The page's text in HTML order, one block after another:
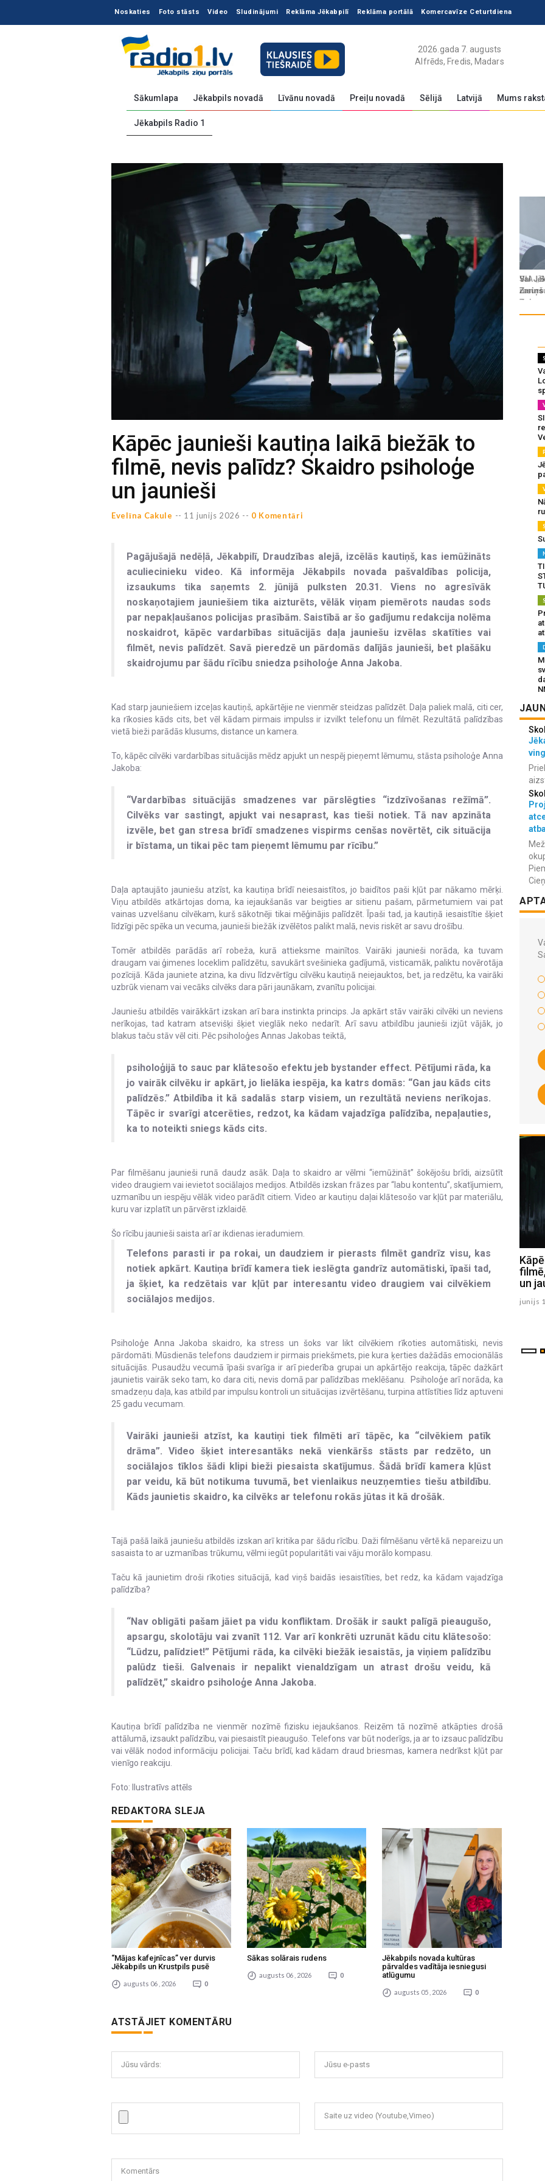
Noskaties Foto stāsts Video Sludinājumi Reklāma Jēkabpilī Reklāma portālā Komercavīze Ceturtdiena
2026.gada 7. augusts
Alfrēds, Fredis, Madars
Sākumlapa Jēkabpils novadā Līvānu novadā Preiļu novadā Sēlijā Latvijā Mums
Jēkabpils Radio 1
Kāpēc jaunieši kautiņa laikā biežāk to
filmē, nevis palīdz? Skaidro psiholoģe
un jaunieši
Evelīna Cakule -- 11 junijs 2026 -- 0 Komentāri
Pagājušajā nedēļā, Jēkabpilī, Draudzības alejā, izcēlās kautiņš, kas iemūžināts
aculiecinieku video. Kā informēja Jēkabpils novada pašvaldības policija,
izsaukums tika saņemts 2. jūnijā pulksten 20.31. Viens no agresīvāk
noskaņotajiem jauniešiem tika aizturēts, vēlāk viņam piemērots naudas sods
par nepakļaušanos policijas prasībām. Saistībā ar šo gadījumu redakcija nolēma
noskaidrot, kāpēc vardarbības situācijās daļa jauniešu izvēlas skatīties vai
filmēt, nevis palīdzēt. Savā pieredzē un pārdomās dalījās jaunieši, bet plašāku
skaidrojumu par šādu rīcību sniedza psiholoģe Anna Jakoba.
Kad starp jauniešiem izceļas kautiņš, apkārtējie ne vienmēr steidzas palīdzēt. Daļa paliek malā, citi cer,
ka rīkosies kāds cits, bet vēl kādam pirmais impulss ir izvilkt telefonu un filmēt. Rezultātā palīdzības
vietā bieži parādās klusums, distance un kamera.
To, kāpēc cilvēki vardarbības situācijās mēdz apjukt un nespēj pieņemt lēmumu, stāsta psiholoģe Anna
Jakoba:
“Vardarbības situācijās smadzenes var pārslēgties “izdzīvošanas režīmā”.
Cilvēks var sastingt, apjukt vai nesaprast, kas tieši notiek. Tā nav apzināta
izvēle, bet gan stresa brīdī smadzenes vispirms cenšas novērtēt, cik situācija
ir bīstama, un tikai pēc tam pieņemt lēmumu par rīcību.”
Daļa aptaujāto jauniešu atzīst, ka kautiņa brīdī neiesaistītos, jo baidītos paši kļūt par nākamo mērķi.
Viņu atbildēs atkārtojas doma, ka iejaukšanās var beigties ar sitienu pašam, pārmetumiem vai pat
vainas uzvelšanu cilvēkam, kurš sākotnēji tikai mēģinājis palīdzēt. Īpaši tad, ja kautiņā iesaistītie šķiet
līdzīgi pēc spēka un vecuma, jaunieši biežāk izvēlētos palikt malā, nevis riskēt ar savu drošību.
Tomēr atbildēs parādās arī robeža, kurā attieksme mainītos. Vairāki jaunieši norāda, ka tuvam
draugam vai ģimenes loceklim palīdzētu, savukārt svešinieka gadījumā, visticamāk, paliktu novērotāja
pozīcijā. Kāda jauniete atzina, ka divu līdzvērtīgu cilvēku kautiņā neiejauktos, bet, ja redzētu, ka vairāki
uzbrūk vienam vai vecāks cilvēks dara pāri jaunākam, zvanītu policijai.
Jauniešu atbildēs vairākkārt izskan arī bara instinkta princips. Ja apkārt stāv vairāki cilvēki un neviens
nerīkojas, tad katram atsevišķi šķiet vieglāk neko nedarīt. Arī savu atbildību jaunieši izjūt vājāk, jo
blakus taču stāv vēl citi. Pēc psiholoģes Annas Jakobas teiktā,
psiholoģijā to sauc par klātesošo efektu jeb bystander effect. Pētījumi rāda, ka
jo vairāk cilvēku ir apkārt, jo lielāka iespēja, ka katrs domās: “Gan jau kāds cits
palīdzēs.” Atbildība it kā sadalās starp visiem, un rezultātā neviens nerīkojas.
Tāpēc ir svarīgi atcerēties, redzot, ka kādam vajadzīga palīdzība, nepaļauties,
ka to noteikti sniegs kāds cits.
Par filmēšanu jaunieši runā daudz asāk. Daļa to skaidro ar vēlmi “iemūžināt” šokējošu brīdi, aizsūtīt
video draugiem vai ievietot sociālajos medijos. Atbildēs izskan frāzes par “labu kontentu”, skatījumiem,
uzmanību un iespēju vēlāk video parādīt citiem. Video ar kautiņu daļai klātesošo var kļūt par materiālu,
kuru var izplatīt un pārvērst izklaidē.
Šo rīcību jaunieši saista arī ar ikdienas ieradumiem.
Telefons parasti ir pa rokai, un daudziem ir pierasts filmēt gandrīz visu, kas
notiek apkārt. Kautiņa brīdī kamera tiek ieslēgta gandrīz automātiski, īpaši tad,
ja šķiet, ka redzētais var kļūt par interesantu video draugiem vai cilvēkiem
sociālajos medijos.
Psiholoģe Anna Jakoba skaidro, ka stress un šoks var likt cilvēkiem rīkoties automātiski, nevis
pārdomāti. Mūsdienās telefons daudziem ir pirmais priekšmets, pie kura ķerties dažādās emocionālās
situācijās. Pusaudžu vecumā īpaši svarīga ir arī piederība grupai un apkārtējo reakcija, tāpēc dažkārt
jaunietis vairāk seko tam, ko dara citi, nevis domā par palīdzības meklēšanu. Psiholoģe arī norāda, ka
smadzeņu daļa, kas atbild par impulsu kontroli un situācijas izvērtēšanu, turpina attīstīties līdz aptuveni
25 gadu vecumam.
Vairāki jaunieši atzīst, ka kautiņi tiek filmēti arī tāpēc, ka “cilvēkiem patīk
drāma”. Video šķiet interesantāks nekā vienkāršs stāsts par redzēto, un
sociālajos tīklos šādi klipi bieži piesaista skatījumus. Šādā brīdī kamera kļūst
par veidu, kā būt notikuma tuvumā, bet vienlaikus neuzņemties tiešu atbildību.
Kāds jaunietis skaidro, ka cilvēks ar telefonu rokās jūtas it kā drošāk.
Tajā pašā laikā jauniešu atbildēs izskan arī kritika par šādu rīcību. Daži filmēšanu vērtē kā nepareizu un
sasaista to ar uzmanības trūkumu, vēlmi iegūt popularitāti vai vāju morālo kompasu.
Taču kā jaunietim droši rīkoties situācijā, kad viņš baidās iesaistīties, bet redz, ka kādam vajadzīga
palīdzība?
“Nav obligāti pašam jāiet pa vidu konfliktam. Drošāk ir saukt palīgā pieaugušo,
apsargu, skolotāju vai zvanīt 112. Var arī konkrēti uzrunāt kādu citu klātesošo:
“Lūdzu, palīdziet!” Pētījumi rāda, ka cilvēki biežāk iesaistās, ja viņiem palīdzību
palūdz tieši. Galvenais ir nepalikt vienaldzīgam un atrast drošu veidu, kā
palīdzēt,” skaidro psiholoģe Anna Jakoba.
Kautiņa brīdī palīdzība ne vienmēr nozīmē fizisku iejaukšanos. Reizēm tā nozīmē atkāpties drošā
attālumā, izsaukt palīdzību, vai piesaistīt pieaugušo. Telefons var būt noderīgs, ja ar to izsauc palīdzību
vai vēlāk nodod informāciju policijai. Taču brīdī, kad kādam draud briesmas, kamera nedrīkst kļūt par
vienīgo reakciju.
Foto: Ilustratīvs attēls
REDAKTORA SLEJA
“Mājas kafejnīcas” ver durvis
Jēkabpils un Krustpils pusē
augusts 06 , 2026 0
Sākas solārais rudens
augusts 06 , 2026 0
Jēkabpils novada kultūras
pārvaldes vadītāja iesniegusi
atlūgumu
augusts 05 , 2026 0
ATSTĀJIET KOMENTĀRU
Jūsu vārds: Jūsu e-pasts
Saite uz video (Youtube,Vimeo)
Komentārs
No Jēkabpils līdz Londonai:
Jēkabpiliete pārstāv Latviju
starptautiskos projektos (FOTO)
un
junijs